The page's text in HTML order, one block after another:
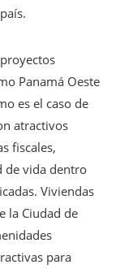
Panamá Oeste
es el caso de
atractivos
fiscales,
de vida dentro
Viviendas
la Ciudad de
para